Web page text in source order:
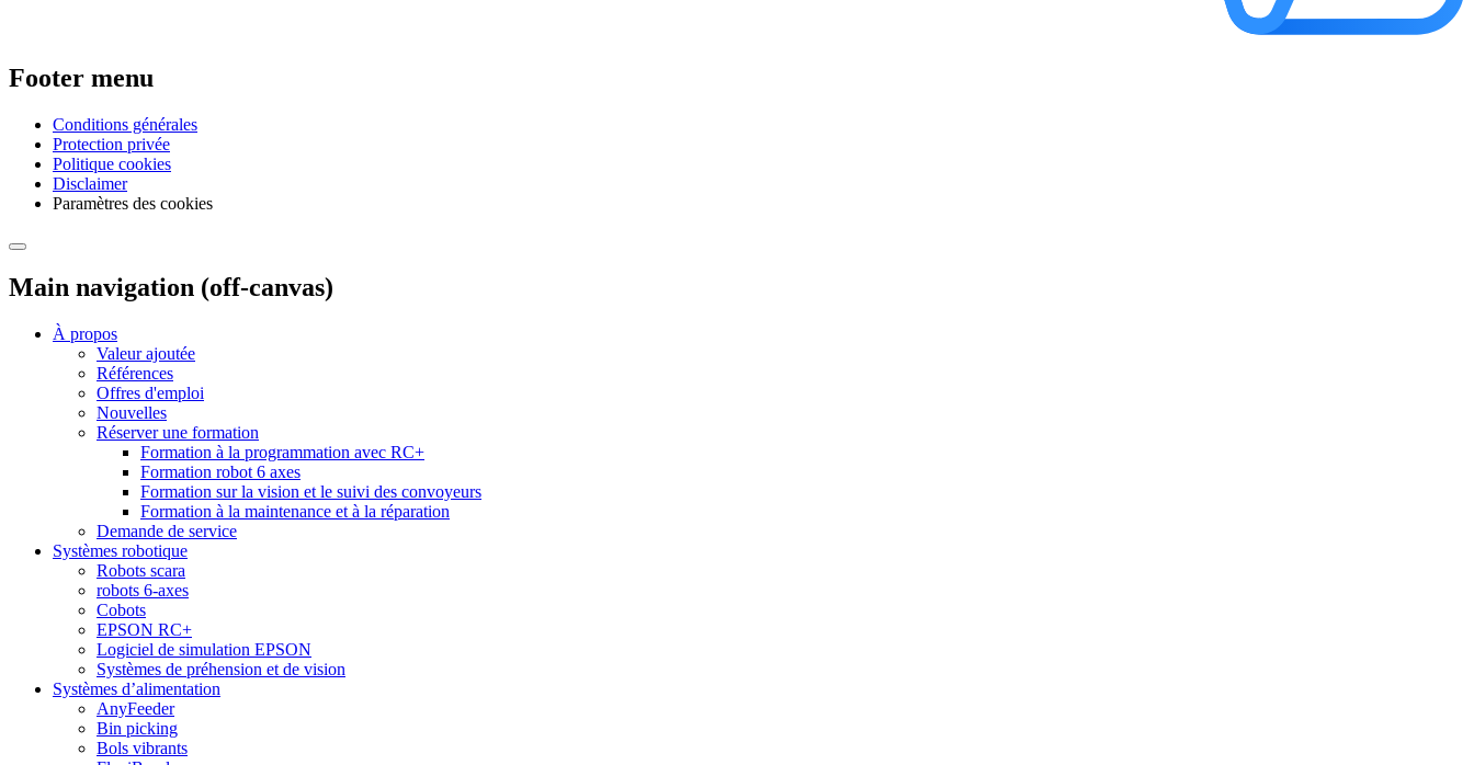
Footer menu
Conditions générales
Protection privée
Politique cookies
Disclaimer
Paramètres des cookies
Main navigation (off-canvas)
À propos
Valeur ajoutée
Références
Offres d'emploi
Nouvelles
Réserver une formation
Formation à la programmation avec RC+
Formation robot 6 axes
Formation sur la vision et le suivi des convoyeurs
Formation à la maintenance et à la réparation
Demande de service
Systèmes robotique
Robots scara
robots 6-axes
Cobots
EPSON RC+
Logiciel de simulation EPSON
Systèmes de préhension et de vision
Systèmes d’alimentation
AnyFeeder
Bin picking
Bols vibrants